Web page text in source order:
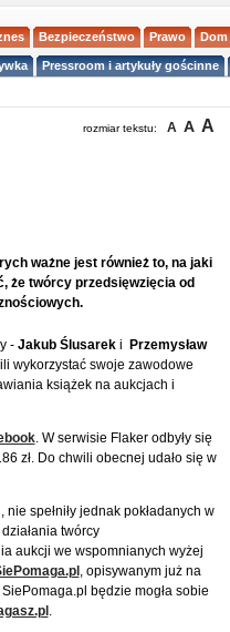
Bezpieczeństwo Prawo Dom
Pressroom i artykuły gościnne
rozmiar tekstu: A A A
ważne jest również to, na jaki
że twórcy przedsięwzięcia od
- Jakub Ślusareki
Przemysław
wykorzystać swoje zawodowe
książek na aukcjach i
. W serwisie Flaker odbyły się
zł. Do chwili obecnej udało się w
spełniły jednak pokładanych w
twórcy
aukcji we wspomnianych wyżej
, opisywanym już na
będzie mogła sobie
.